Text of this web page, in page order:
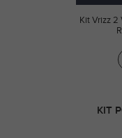
Kit Vrizz 2
KIT